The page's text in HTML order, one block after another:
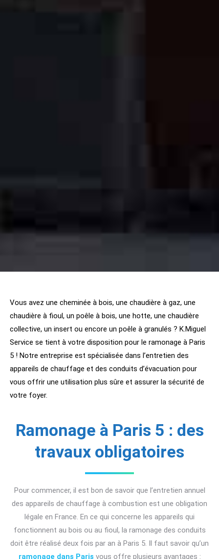
Vous avez une cheminée à bois, une chaudière à gaz, une
chaudière à fioul, un poêle à bois, une hotte, une chaudière
collective, un insert ou encore un poêle à granulés ? K.Miguel
Service se tient à votre disposition pour le ramonage à Paris
5 ! Notre entreprise est spécialisée dans l’entretien des
appareils de chauffage et des conduits d’évacuation pour
vous offrir une utilisation plus sûre et assurer la sécurité de
votre foyer.
Ramonage à Paris 5 : des
travaux obligatoires
Pour commencer, il est bon de savoir que l’entretien annuel
des appareils de chauffage à combustion est une obligation
légale en France. En ce qui concerne les appareils qui
fonctionnent au bois ou au fioul, la ramonage des conduits
doit être réalisé deux fois par an à Paris 5. Il faut savoir qu’un
ramonage dans Paris vous offre plusieurs avantages :